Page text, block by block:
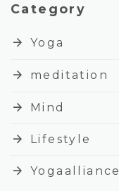
Category
arrow_forward Yoga
arrow_forward
meditation
arrow_forward
Mind
arrow_forward Lifestyle
arrow_forward Yogaalliance